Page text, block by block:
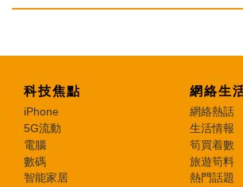
科技焦點
iPhone
5G流動
電腦
數碼
智能家居
網絡生
網絡熱話
生活情報
筍買着數
旅遊筍料
熱門話題